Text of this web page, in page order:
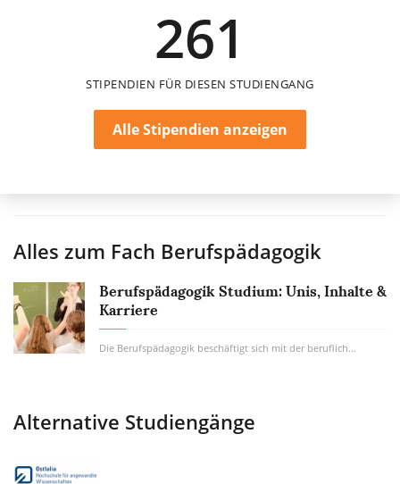
261
STIPENDIEN FÜR DIESEN STUDIENGANG
Alle Stipendien anzeigen
Alles zum Fach Berufspädagogik
Berufspädagogik Studium: Unis, Inhalte &
Karriere
Die Berufspädagogik beschäftigt sich mit der beruflichen Aus- und Weiterbildung von...
Alternative Studiengänge